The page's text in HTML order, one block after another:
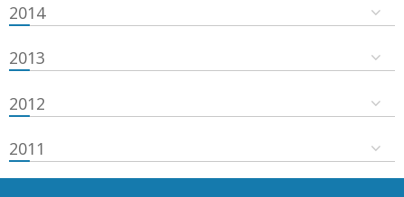
2014
2013
2012
2011